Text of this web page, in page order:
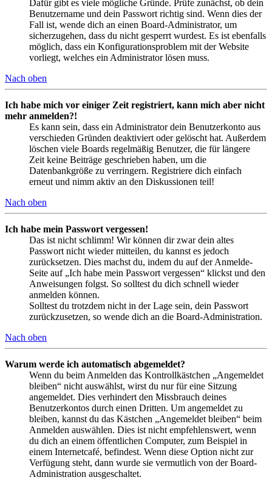
Dafür gibt es viele mögliche Gründe. Prüfe zunächst, ob dein
Benutzername und dein Passwort richtig sind. Wenn dies der
Fall ist, wende dich an einen Board-Administrator, um
sicherzugehen, dass du nicht gesperrt wurdest. Es ist ebenfalls
möglich, dass ein Konfigurationsproblem mit der Website
vorliegt, welches ein Administrator lösen muss.
Nach oben
Ich habe mich vor einiger Zeit registriert, kann mich aber nicht
mehr anmelden?!
Es kann sein, dass ein Administrator dein Benutzerkonto aus
verschieden Gründen deaktiviert oder gelöscht hat. Außerdem
löschen viele Boards regelmäßig Benutzer, die für längere
Zeit keine Beiträge geschrieben haben, um die
Datenbankgröße zu verringern. Registriere dich einfach
erneut und nimm aktiv an den Diskussionen teil!
Nach oben
Ich habe mein Passwort vergessen!
Das ist nicht schlimm! Wir können dir zwar dein altes
Passwort nicht wieder mitteilen, du kannst es jedoch
zurücksetzen. Dies machst du, indem du auf der Anmelde-
Seite auf „Ich habe mein Passwort vergessen“ klickst und den
Anweisungen folgst. So solltest du dich schnell wieder
anmelden können.
Solltest du trotzdem nicht in der Lage sein, dein Passwort
zurückzusetzen, so wende dich an die Board-Administration.
Nach oben
Warum werde ich automatisch abgemeldet?
Wenn du beim Anmelden das Kontrollkästchen „Angemeldet
bleiben“ nicht auswählst, wirst du nur für eine Sitzung
angemeldet. Dies verhindert den Missbrauch deines
Benutzerkontos durch einen Dritten. Um angemeldet zu
bleiben, kannst du das Kästchen „Angemeldet bleiben“ beim
Anmelden auswählen. Dies ist nicht empfehlenswert, wenn
du dich an einem öffentlichen Computer, zum Beispiel in
einem Internetcafé, befindest. Wenn diese Option nicht zur
Verfügung steht, dann wurde sie vermutlich von der Board-
Administration ausgeschaltet.